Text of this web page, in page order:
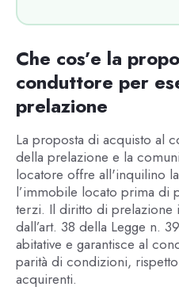
Che cos’e la
conduttore per
prelazione
La proposta di acquisto al
della prelazione e la
locatore offre all'inquilino
l’immobile locato prima di
terzi. Il diritto di prelazione
dall’art. 38 della Legge n.
abitative e garantisce al
parità di condizioni,
acquirenti.